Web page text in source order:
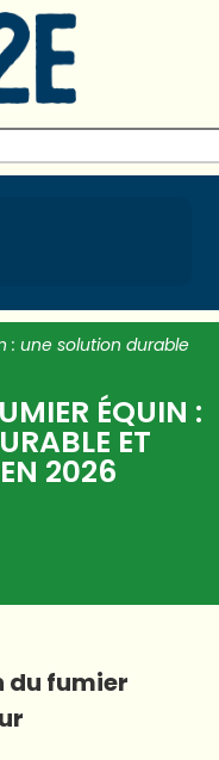
: une solution durable
ÉQUIN :
ET
2026
du fumier